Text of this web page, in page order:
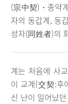
(宗中契)・종약
자의 동갑계, 동
성자(同姓者)의
계는 처음에 사
이 교계(交契:후
신 난이 일어났